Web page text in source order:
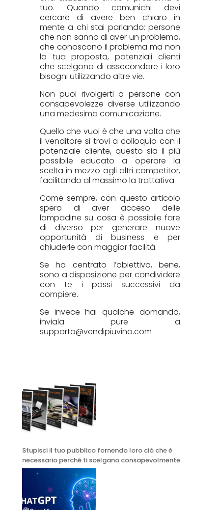
tuo. Quando comunichi devi
cercare di avere ben chiaro in
mente a chi stai parlando: persone
che non sanno di aver un problema,
che conoscono il problema ma non
la tua proposta, potenziali clienti
che scelgono di assecondare i loro
bisogni utilizzando altre vie.
Non puoi rivolgerti a persone con
consapevolezze diverse utilizzando
una medesima comunicazione.
Quello che vuoi è che una volta che
il venditore si trovi a colloquio con il
potenziale cliente, questo sia il più
possibile educato a operare la
scelta in mezzo agli altri competitor,
facilitando al massimo la trattativa.
Come sempre, con questo articolo
spero di aver acceso delle
lampadine su cosa è possibile fare
di diverso per generare nuove
opportunità di business e per
chiuderle con maggior facilità.
Se ho centrato l’obiettivo, bene,
sono a disposizione per condividere
con te i passi successivi da
compiere.
Se invece hai qualche domanda,
inviala pure a
supporto@vendipiuvino.com
Stupisci il tuo pubblico fornendo loro ciò che è
necessario perché ti scelgano consapevolmente